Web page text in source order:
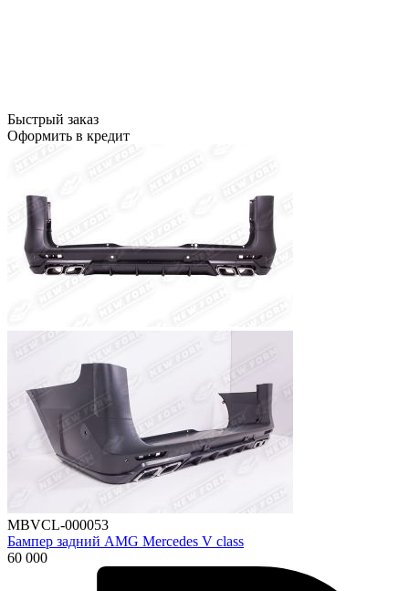
Быстрый заказ
Оформить в кредит
MBVCL-000053
Бампер задний AMG Mercedes V class
60 000